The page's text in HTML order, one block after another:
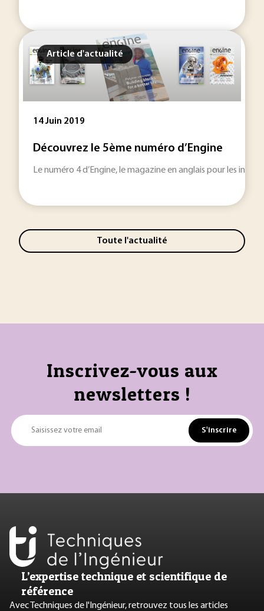
Article d'actualité
14 Juin 2019
Découvrez le 5ème numéro d’Engine
Le numéro 4 d’Engine, le magazine en anglais pour les
Toute l'actualité
Inscrivez-vous aux
newsletters !
Saisissez votre email S'inscrire
L’expertise technique et scientifique de
référence
Avec Techniques de l'Ingénieur, retrouvez tous les articles